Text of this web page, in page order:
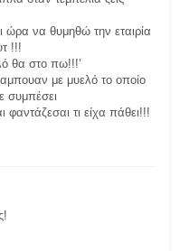
να θυμηθώ την εταιρία
!!!
θα στο πω!!!’
με μυελό το οποίο
συμπέσει
φαντάζεσαι τι είχα πάθει!!!